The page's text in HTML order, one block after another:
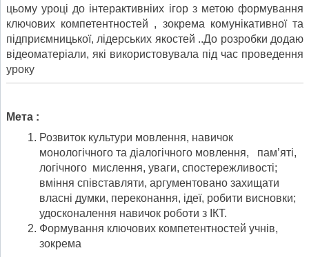
цьому уроці до інтерактивніих ігор з метою формування
ключових компетентностей , зокрема комунікативної та
підприємницької, лідерських якостей ..До розробки додаю
відеоматеріали, які використовувала під час проведення
уроку
Мета :
Розвиток культури мовлення, навичок
монологічного та діалогічного мовлення, пам’яті,
логічного мислення, уваги, спостережливості;
вміння співставляти, аргументовано захи­щати
власні думки, переко­нання, ідеї, робити висновки;
удосконалення навичок роботи з ІКТ.
Формування ключових компетентностей учнів,
зокрема